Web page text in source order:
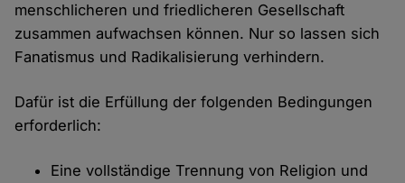
menschlicheren und friedlicheren Gesellschaft
zusammen aufwachsen können. Nur so lassen sich
Fanatismus und Radikalisierung verhindern.
Dafür ist die Erfüllung der folgenden Bedingungen
erforderlich:
Eine vollständige Trennung von Religion und